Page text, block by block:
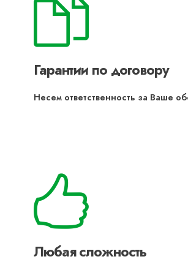
Гарантии по договору
Несем ответственность за Ваше
Любая сложность